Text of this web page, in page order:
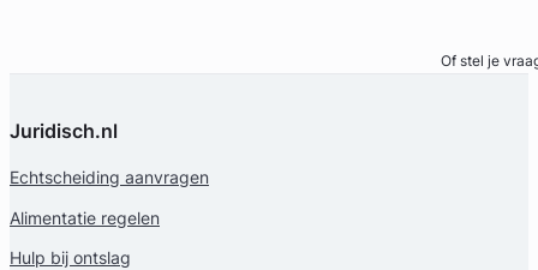
Of stel je
Juridisch.nl
Echtscheiding aanvragen
Alimentatie regelen
Hulp bij ontslag